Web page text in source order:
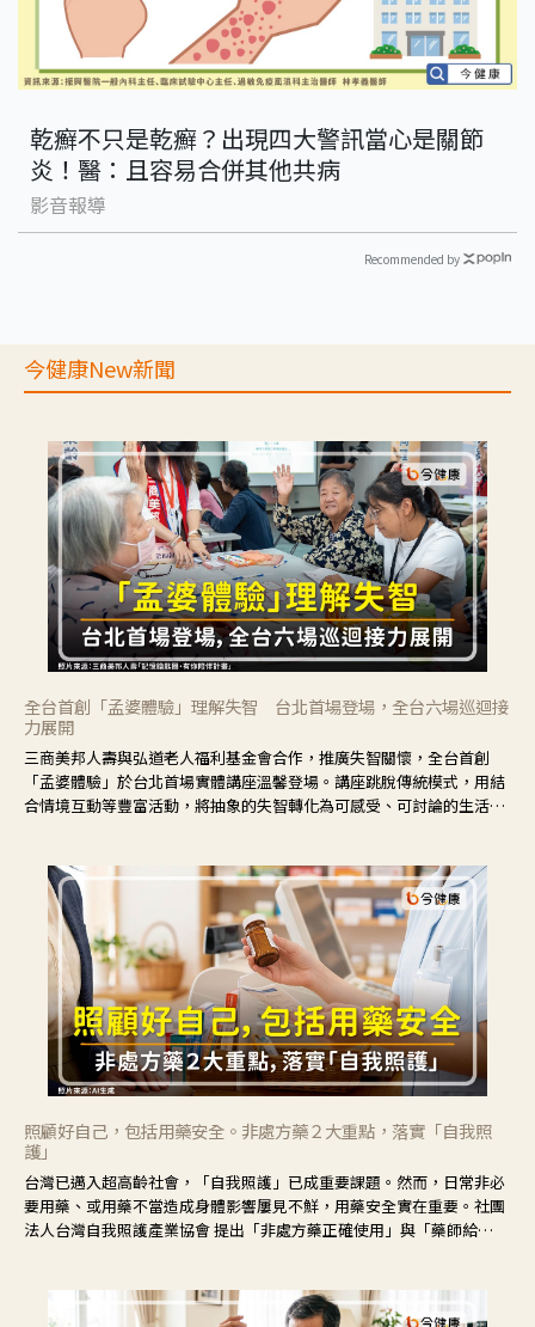
乾癬不只是乾癬？出現四大警訊當心是關節
炎！醫：且容易合併其他共病
影音報導
Recommended by
今健康New新聞
全台首創「孟婆體驗」理解失智 台北首場登場，全台六場巡迴接
力展開
三商美邦人壽與弘道老人福利基金會合作，推廣失智關懷，全台首創
「孟婆體驗」於台北首場實體講座溫馨登場。講座跳脫傳統模式，用結
合情境互動等豐富活動，將抽象的失智轉化為可感受、可討論的生活情
照顧好自己，包括用藥安全。非處方藥２大重點，落實「自我照
護」
台灣已邁入超高齡社會，「自我照護」已成重要課題。然而，日常非必
要用藥、或用藥不當造成身體影響屢見不鮮，用藥安全實在重要。社團
法人台灣自我照護產業協會 提出「非處方藥正確使用」與「藥師給